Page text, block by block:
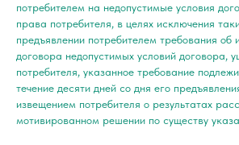
потребителем на недопустимые условия
права потребителя, в целях исключения
предъявлении потребителем требования об
договора недопустимых условий договора,
потребителя, указанное требование
течение десяти дней со дня его
извещением потребителя о результатах
мотивированном решении по существу